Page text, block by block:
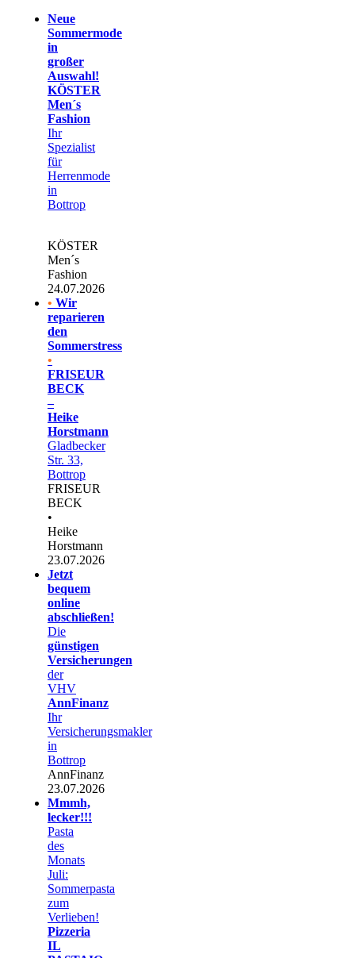
Neue
Sommermode
in
großer
Auswahl!
KÖSTER
Men´s
Fashion
Ihr
Spezialist
für
Herrenmode
in
Bottrop
KÖSTER
Men´s
Fashion
24.07.2026
• Wir
reparieren
den
Sommerstress
•
FRISEUR
BECK
–
Heike
Horstmann
Gladbecker
Str. 33,
Bottrop
FRISEUR
BECK
•
Heike
Horstmann
23.07.2026
Jetzt
bequem
online
abschließen!
Die
günstigen
Versicherungen
der
VHV
AnnFinanz
Ihr
Versicherungsmakler
in
Bottrop
AnnFinanz
23.07.2026
Mmmh,
lecker!!!
Pasta
des
Monats
Juli:
Sommerpasta
zum
Verlieben!
Pizzeria
IL